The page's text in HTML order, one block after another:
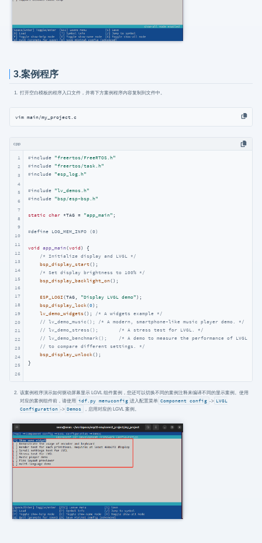
3.案例程序
打开空白模板的程序入口文件，并将下方案例程序内容复制到文件中。
vim main/my_project.c
cpp
1
2
3
4
5
6
7
8
9
10
11
12
13
14
15
16
17
18
19
20
21
22
23
24
25
26
#include
"freertos/FreeRTOS.h"
#include
"freertos/task.h"
#include "esp_log.h"
#include
"lv_demos.h"
#include "bsp/esp-bsp.h"
static char *TAG = "app_main" ;
#define LOG_MEM_INFO (0)
void app_main(void )
{
/* Initialize display and LVGL */
bsp_display_start();
/* Set display brightness to 100% */
bsp_display_backlight_on();
ESP_LOGI (TAG, "Display LVGL demo" );
bsp_display_lock(0);
lv_demo_widgets();
/* A widgets example */
// lv_demo_music(); /* A modern, smartphone-like music player demo. */
// lv_demo_stress();       /* A stress test for LVGL. */
// lv_demo_benchmark();    /* A demo to measure the performance of LVGL or
// to compare different settings. */
bsp_display_unlock();
}
该案例程序演示如何驱动屏幕显示 LGVL 组件案例，您还可以切换不同的案例注释来编译不同的显示案例。使用
对应的案例组件前，请使用 idf.py menuconfig 进入配置菜单 Component config -> LVGL
Configuration -> Demos ，启用对应的 LGVL 案例。